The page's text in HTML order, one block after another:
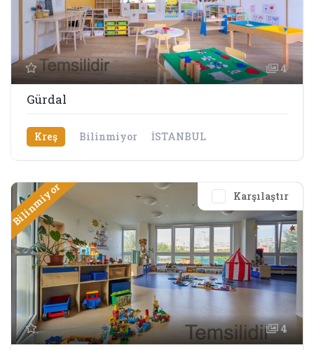
4
Gürdal
Kreş Bilinmiyor İSTANBUL
Karşılaştır
Bilinmiyor
4